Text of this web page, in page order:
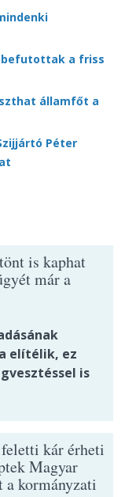
befutottak a friss
államfőt a
Péter
is kaphat
már a
elítélik, ez
is
kár érheti
Magyar
a kormányzati